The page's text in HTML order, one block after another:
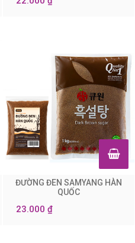
ĐƯỜNG ĐEN SAMYANG HÀN
QUỐC
23.000 ₫